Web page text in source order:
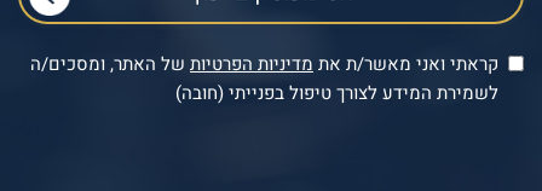
קראתי ואני מאשר/ת את מדיניות הפרטיות של האתר, ומסכים/ה
לשמירת המידע לצורך טיפול בפנייתי (חובה)